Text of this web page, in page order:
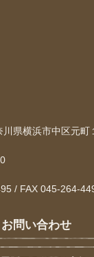
県横浜市中区元町
/ FAX 045-264-
お問い合わせ